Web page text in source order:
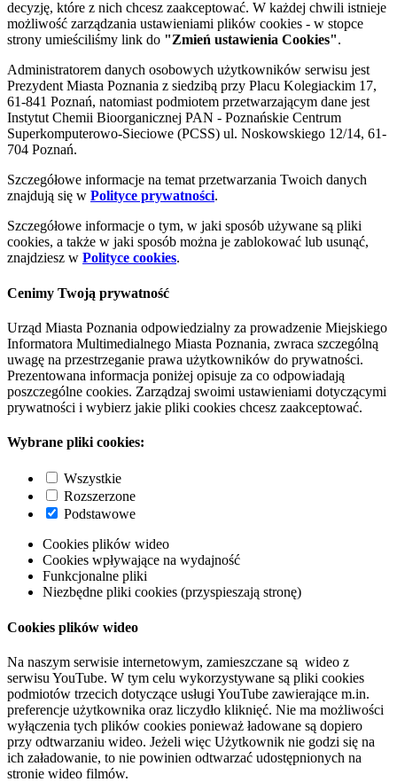
decyzję, które z nich chcesz zaakceptować. W każdej chwili istnieje
możliwość zarządzania ustawieniami plików cookies - w stopce
strony umieściliśmy link do "Zmień ustawienia Cookies".
Administratorem danych osobowych użytkowników serwisu jest
Prezydent Miasta Poznania z siedzibą przy Placu Kolegiackim 17,
61-841 Poznań, natomiast podmiotem przetwarzającym dane jest
Instytut Chemii Bioorganicznej PAN - Poznańskie Centrum
Superkomputerowo-Sieciowe (PCSS) ul. Noskowskiego 12/14, 61-
704 Poznań.
Szczegółowe informacje na temat przetwarzania Twoich danych
znajdują się w Polityce prywatności.
Szczegółowe informacje o tym, w jaki sposób używane są pliki
cookies, a także w jaki sposób można je zablokować lub usunąć,
znajdziesz w Polityce cookies.
Cenimy Twoją prywatność
Urząd Miasta Poznania odpowiedzialny za prowadzenie Miejskiego
Informatora Multimedialnego Miasta Poznania, zwraca szczególną
uwagę na przestrzeganie prawa użytkowników do prywatności.
Prezentowana informacja poniżej opisuje za co odpowiadają
poszczególne cookies. Zarządzaj swoimi ustawieniami dotyczącymi
prywatności i wybierz jakie pliki cookies chcesz zaakceptować.
Wybrane pliki cookies:
Wszystkie
Rozszerzone
Podstawowe
Cookies plików wideo
Cookies wpływające na wydajność
Funkcjonalne pliki
Niezbędne pliki cookies (przyspieszają stronę)
Cookies plików wideo
Na naszym serwisie internetowym, zamieszczane są wideo z
serwisu YouTube. W tym celu wykorzystywane są pliki cookies
podmiotów trzecich dotyczące usługi YouTube zawierające m.in.
preferencje użytkownika oraz liczydło kliknięć. Nie ma możliwości
wyłączenia tych plików cookies ponieważ ładowane są dopiero
przy odtwarzaniu wideo. Jeżeli więc Użytkownik nie godzi się na
ich załadowanie, to nie powinien odtwarzać udostępnionych na
stronie wideo filmów.